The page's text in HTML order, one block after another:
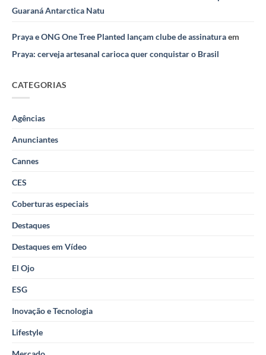
Guaraná Antarctica Natu
Praya e ONG One Tree Planted lançam clube de assinaturaem
Praya: cerveja artesanal carioca quer conquistar o Brasil
CATEGORIAS
Agências
Anunciantes
Cannes
CES
Coberturas especiais
Destaques
Destaques em Vídeo
El Ojo
ESG
Inovação e Tecnologia
Lifestyle